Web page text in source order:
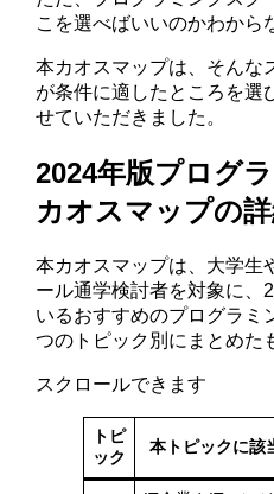
こを選べばいいのかわから
本カオスマップは、そんな
が条件に適したところを選
せていただきました。
2024年版プログ
カオスマップの
本カオスマップは、大学生
ール通学検討者を対象に、
いるおすすめのプログラミ
つのトピック別にまとめた
スクロールできます
トピ
ック
本トピックに該